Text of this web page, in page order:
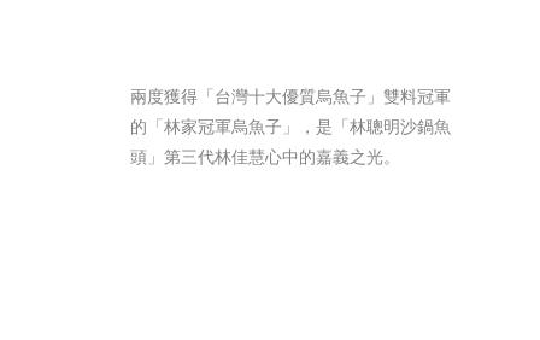
兩度獲得「台灣十大優質烏魚子」雙料冠軍
的「林家冠軍烏魚子」，是「林聰明沙鍋魚
頭」第三代林佳慧心中的嘉義之光。